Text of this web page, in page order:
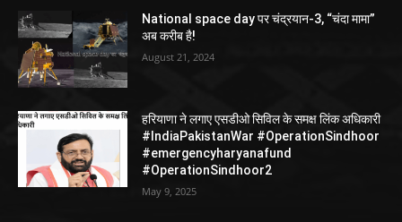
National space day पर चंद्रयान-3, “चंदा मामा”
अब करीब है!
August 21, 2024
हरियाणा ने लगाए एसडीओ सिविल के समक्ष लिंक अधिकारी
#IndiaPakistanWar #OperationSindhoor
#emergencyharyanafund
#OperationSindhoor2
May 9, 2025